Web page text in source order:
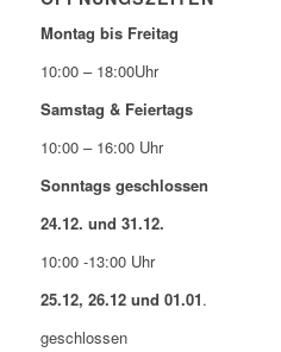
Montag bis Freitag
10:00 – 18:00Uhr
Samstag & Feiertags
10:00 – 16:00 Uhr
Sonntags geschlossen
24.12. und 31.12.
10:00 -13:00 Uhr
25.12, 26.12 und 01.01.
geschlossen